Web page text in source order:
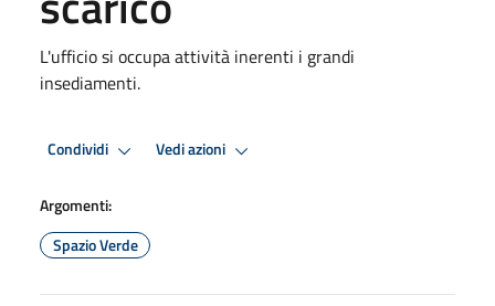
L'ufficio si occupa attività inerenti i grandi
insediamenti.
Condividi Vedi azioni
Argomenti:
Spazio Verde